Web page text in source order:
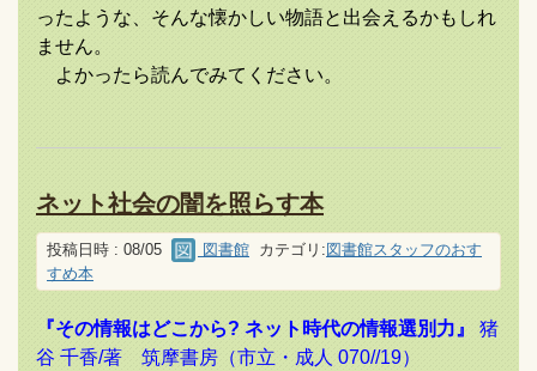
ったような、そんな懐かしい物語と出会えるかもしれ
ません。
よかったら読んでみてください。
ネット社会の闇を照らす本
投稿日時 : 08/05 図書館 カテゴリ:図書館スタッフのおす
すめ本
『その情報はどこから? ネット時代の情報選別力』
猪
谷 千香/著 筑摩書房（市立・成人 070//19）